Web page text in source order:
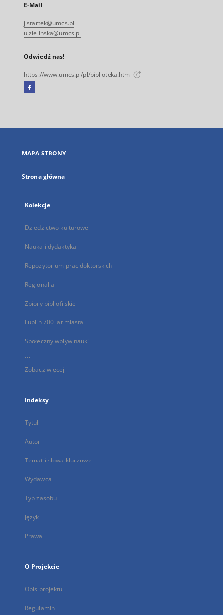
E-Mail
j.startek@umcs.pl
u.zielinska@umcs.pl
Odwiedź nas!
https://www.umcs.pl/pl/biblioteka.htm
Facebook
się
karcie
MAPA STRONY
Strona główna
Kolekcje
Dziedzictwo kulturowe
Nauka i dydaktyka
Repozytorium prac doktorskich
Regionalia
Zbiory bibliofilskie
Lublin 700 lat miasta
Społeczny wpływ nauki
...
Zobacz więcej
Indeksy
Tytuł
Autor
Temat i słowa kluczowe
Wydawca
Typ zasobu
Język
Prawa
O Projekcie
Opis projektu
Regulamin